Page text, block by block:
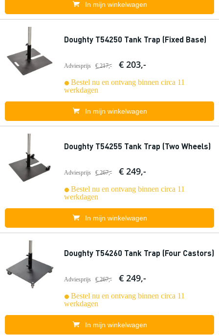
In mijn winkelwagen
Doughty T54250 Tank Trap (Fixed Base)
Adviesprijs € 217,- € 203,-
Bestel nu en ontvang binnen circa 11
werkdagen
In mijn winkelwagen
Doughty T54255 Tank Trap (Two Wheels)
Adviesprijs € 267,- € 249,-
Bestel nu en ontvang binnen circa 11
werkdagen
In mijn winkelwagen
Doughty T54260 Tank Trap (Four Castors)
Adviesprijs € 267,- € 249,-
Bestel nu en ontvang binnen circa 11
werkdagen
In mijn winkelwagen